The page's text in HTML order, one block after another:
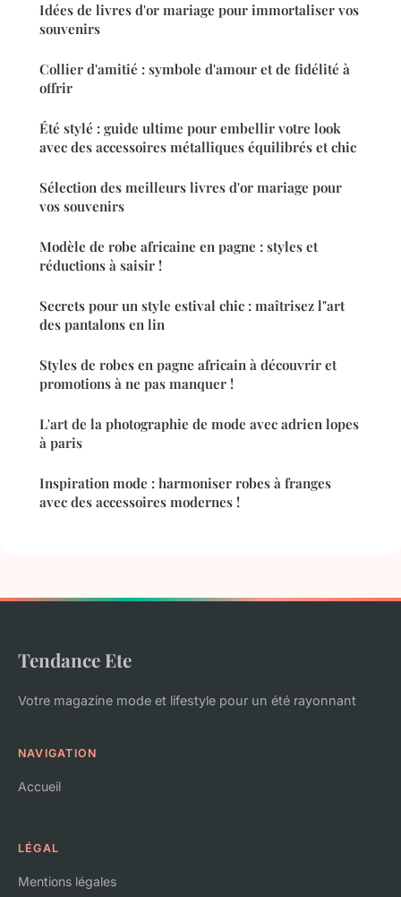
Idées de livres d'or mariage pour immortaliser vos
souvenirs
Collier d'amitié : symbole d'amour et de fidélité à
offrir
Été stylé : guide ultime pour embellir votre look
avec des accessoires métalliques équilibrés et chic
Sélection des meilleurs livres d'or mariage pour
vos souvenirs
Modèle de robe africaine en pagne : styles et
réductions à saisir !
Secrets pour un style estival chic : maîtrisez l"art
des pantalons en lin
Styles de robes en pagne africain à découvrir et
promotions à ne pas manquer !
L'art de la photographie de mode avec adrien lopes
à paris
Inspiration mode : harmoniser robes à franges
avec des accessoires modernes !
Tendance Ete
Votre magazine mode et lifestyle pour un été rayonnant
NAVIGATION
Accueil
LÉGAL
Mentions légales